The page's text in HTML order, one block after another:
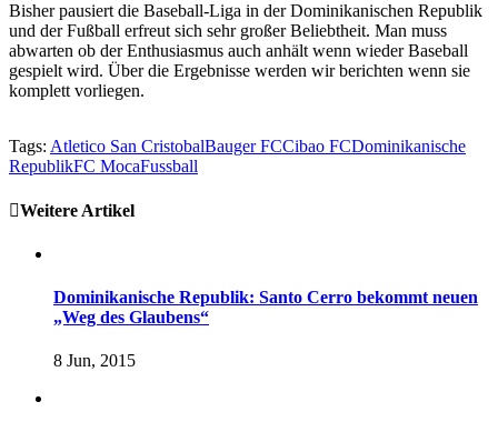
Bisher pausiert die Baseball-Liga in der Dominikanischen Republik
und der Fußball erfreut sich sehr großer Beliebtheit. Man muss
abwarten ob der Enthusiasmus auch anhält wenn wieder Baseball
gespielt wird. Über die Ergebnisse werden wir berichten wenn sie
komplett vorliegen.
Tags: Atletico San CristobalBauger FCCibao FCDominikanische
RepublikFC MocaFussball
Weitere Artikel
Dominikanische Republik: Santo Cerro bekommt neuen
„Weg des Glaubens“
8 Jun, 2015